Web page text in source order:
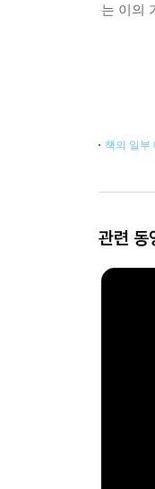
는 이의
책의 일부
관련 동